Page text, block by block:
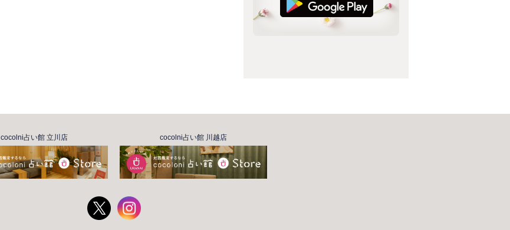
cocolni占い館 立川店 cocolni占い館 川越店